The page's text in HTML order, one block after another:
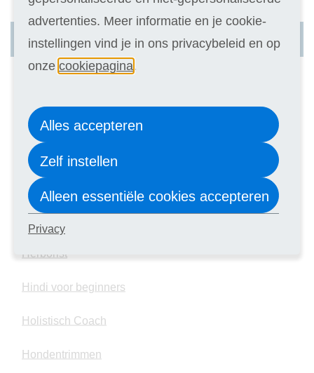
H
HSP coach
Haarknippen
Hairstylist (Vakopleiding)
Herborist
Hindi voor beginners
Holistisch Coach
Hondentrimmen
advertenties. Meer informatie en je cookie-
instellingen vind je in ons privacybeleid en op
onze cookiepagina.
Alles accepteren
Zelf instellen
Alleen essentiële cookies accepteren
Privacy